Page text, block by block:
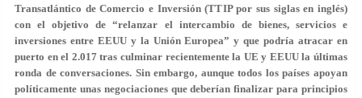
Transatlántico de Comercio e Inversión (TTIP por sus siglas en inglés)
con el objetivo de “relanzar el intercambio de bienes, servicios e
inversiones entre EEUU y la Unión Europea” y que podría atracar en
puerto en el 2.017 tras culminar recientemente la UE y EEUU la últimas
ronda de conversaciones. Sin embargo, aunque todos los países apoyan
políticamente unas negociaciones que deberían finalizar para principios